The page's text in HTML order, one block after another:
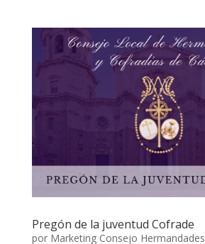
Pregón de la juventud Cofrade
por Marketing Consejo Hermandades